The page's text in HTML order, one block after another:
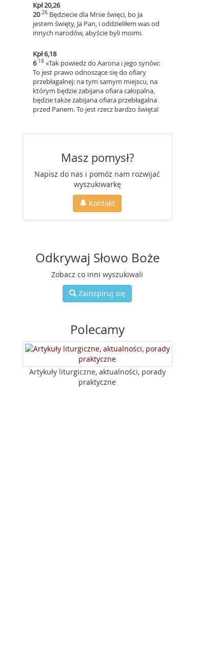
Kpł 20,26
2026 Będziecie dla Mnie święci, bo Ja
jestem święty, Ja Pan, i oddzieliłem was od
innych narodów, abyście byli moimi.
Kpł 6,18
618 «Tak powiedz do Aarona i jego synów:
To jest prawo odnoszące się do ofiary
przebłagalnej: na tym samym miejscu, na
którym będzie zabijana ofiara całopalna,
będzie także zabijana ofiara przebłagalna
przed Panem. To jest rzecz bardzo święta!
Masz pomysł?
Napisz do nas i pomóż nam rozwijać
wyszukiwarkę
Kontakt
Odkrywaj Słowo Boże
Zobacz co inni wyszukiwali
Zainspiruj się
Polecamy
Artykuły liturgiczne, aktualności, porady
praktyczne